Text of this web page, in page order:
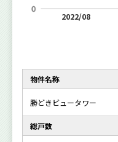
2022/08
物件名称
勝どきビュータワー
総戸数